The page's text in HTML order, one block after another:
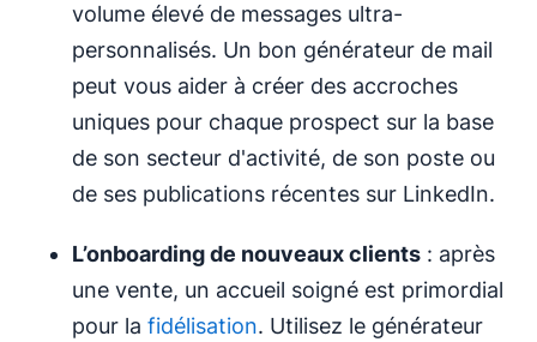
volume élevé de messages ultra-
personnalisés. Un bon générateur de mail
peut vous aider à créer des accroches
uniques pour chaque prospect sur la base
de son secteur d'activité, de son poste ou
de ses publications récentes sur LinkedIn.
L’onboarding de nouveaux clients : après
une vente, un accueil soigné est primordial
pour la fidélisation. Utilisez le générateur